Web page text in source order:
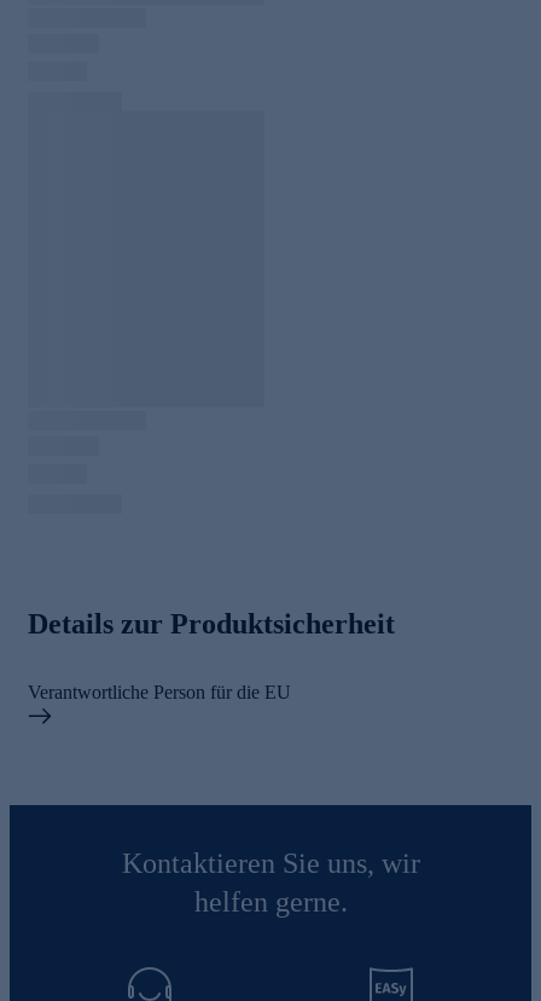
Details zur Produktsicherheit
Verantwortliche Person für die EU
Kontaktieren Sie uns, wir
helfen gerne.